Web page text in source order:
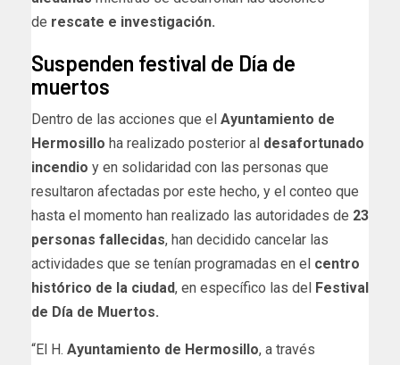
de rescate e investigación.
Suspenden festival de Día de
muertos
Dentro de las acciones que el Ayuntamiento de
Hermosillo ha realizado posterior al desafortunado
incendio y en solidaridad con las personas que
resultaron afectadas por este hecho, y el conteo que
hasta el momento han realizado las autoridades de 23
personas fallecidas, han decidido cancelar las
actividades que se tenían programadas en el centro
histórico de la ciudad, en específico las del
Festival
de Día de Muertos.
“El H. Ayuntamiento de Hermosillo, a través